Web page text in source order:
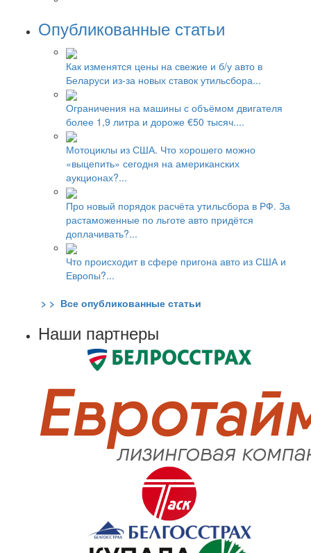
Опубликованные статьи
Как изменятся цены на свежие и б/у авто в
Беларуси из-за новых ставок утильсбора...
Ограничения на машины с объёмом двигателя
более 1,9 литра и дороже €50 тысяч....
Мотоциклы из США. Что хорошего можно
«выцепить» сегодня на американских
аукционах?...
Про новый порядок расчёта утильсбора в РФ. За
растаможенные по льготе авто придётся
доплачивать?...
Что происходит в сфере пригона авто из США и
Европы?...
> > Все опубликованные статьи
Наши партнеры